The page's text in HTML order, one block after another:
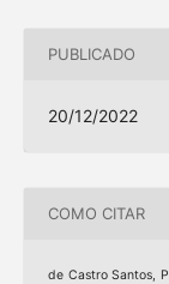
PUBLICADO
20/12/2022
COMO CITAR
de Castro Santos,